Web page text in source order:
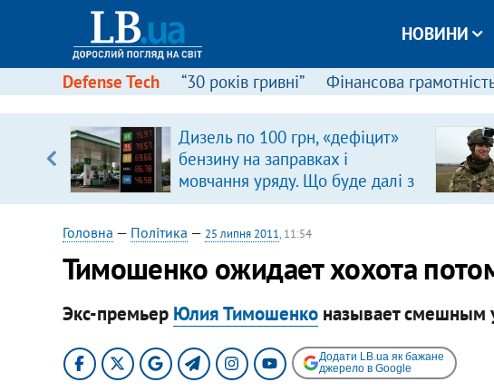
НОВИНИ
Defense Tech “30 років гривні” Фінансова
Дизель по 100 грн, «дефіцит»
бензину на заправках і
мовчання уряду. Що буде далі з
цінами на пальне?
Головна — Політика — 25 липня 2011, 11:54
Тимошенко ожидает хохота
Экс-премьер Юлия Тимошенконазывает смешным
Додати LB.ua як бажане
джерело в Google